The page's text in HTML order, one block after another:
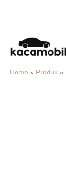
content
Home » Produk »